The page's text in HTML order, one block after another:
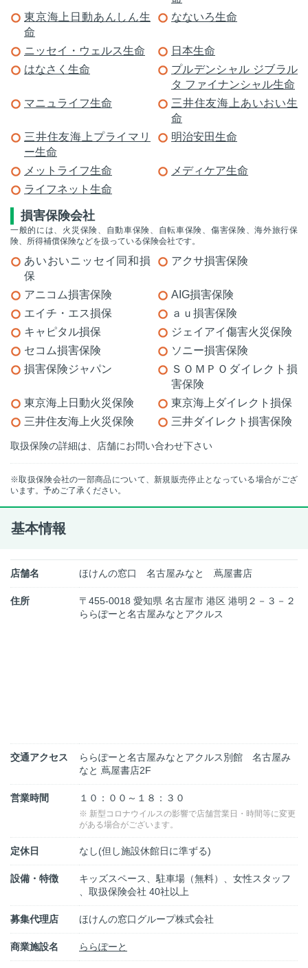
東京海上日動あんしん生
命
なないろ生命
ニッセイ・ウェルス生命
日本生命
はなさく生命
プルデンシャル ジブラル
タ ファイナンシャル生命
マニュライフ生命
三井住友海上あいおい生
命
三井住友海上プライマリ
ー生命
明治安田生命
メットライフ生命
メディケア生命
ライフネット生命
損害保険会社
一般的には、火災保険、自動車保険、自転車保険、傷害保険、海外旅行保
険、所得補償保険などを扱っている保険会社です。
あいおいニッセイ同和損
保
アクサ損害保険
アニコム損害保険
AIG損害保険
エイチ・エス損保
ａｕ損害保険
キャピタル損保
ジェイアイ傷害火災保険
セコム損害保険
ソニー損害保険
損害保険ジャパン
ＳＯＭＰＯダイレクト損
害保険
東京海上日動火災保険
東京海上ダイレクト損保
三井住友海上火災保険
三井ダイレクト損害保険
取扱保険の詳細は、店舗にお問い合わせ下さい
※取扱保険会社の一部商品について、新規販売停止となっている場合がござ
います。予めご了承ください。
基本情報
店舗名 ほけんの窓口 名古屋みなと 蔦屋書店
住所
〒455-0018 愛知県 名古屋市 港区 港明２－３－２
ららぽーと名古屋みなとアクルス
交通アクセス
ららぽーと名古屋みなとアクルス別館 名古屋み
なと 蔦屋書店2F
営業時間 １０：００～１８：３０
※ 新型コロナウイルスの影響で店舗営業日・時間等に変更
がある場合がございます。
定休日 なし(但し施設休館日に準ずる)
設備・特徴
キッズスペース、駐車場（無料）、女性スタッフ
、取扱保険会社 40社以上
募集代理店 ほけんの窓口グループ株式会社
商業施設名 ららぽーと